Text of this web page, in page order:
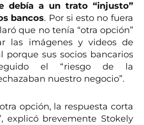
debía a un trato “injusto”
bancos. Por si esto no fuera
que no tenía “otra opción”
las imágenes y videos de
porque sus socios bancarios
el “riesgo de la
nuestro negocio”.
opción, la respuesta corta
explicó brevemente Stokely